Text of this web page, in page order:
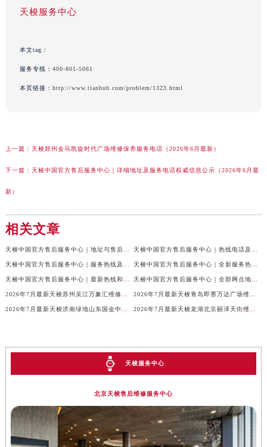
天梭服务中心
本文tag：
服务专线： 400-801-5061
本页链接： http://www.tianhub.com/problem/1323.html
上一篇： 天梭郑州金马凯旋时代广场维修保养服务电话（2026年6月最新）
下一篇： 天梭中国官方售后服务中心｜详细地址及服务电话权威信息公示（2026年6月最
新）
相关文章
天梭中国官方售后服务中心｜地址与售后服务电话权威信息通知（2026年7月最新） 天梭中国官方售后服务中心｜热线电话及网点地址权威信息通告（2026年7月最新）
天梭中国官方售后服务中心｜服务热线及全部官方地址权威信息通告（2026年7月最新） 天梭中国官方售后服务中心｜全新服务热线及门店地址权威信息通告（2026年7月最新）
天梭中国官方售后服务中心｜最新热线和全部维修地址权威信息声明（2026年7月最新） 天梭中国官方售后服务中心｜全部网点地址及24小时热线权威信息声明（2026年7月最新）
2026年7月最新天梭苏州吴江万象汇维修保养服务电话 2026年7月最新天梭青岛即墨万达广场维修保养服务电话
2026年7月最新天梭济南绿地山东国金中心维修保养服务电话 2026年7月最新天梭龙湖北京丽泽天街维修保养服务电话
天梭服务中心
北京天梭售后维修服务中心